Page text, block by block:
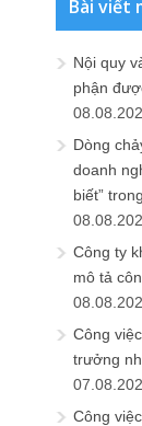
Bài viết
Nội quy
phận
Dòng
doanh
biết”
Công ty
mô tả
Công
trưởng
Công